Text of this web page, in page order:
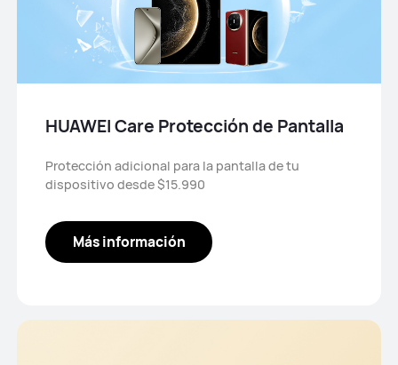
HUAWEI Care Protección de Pantalla
Protección adicional para la pantalla de tu
dispositivo desde $15.990
Más información